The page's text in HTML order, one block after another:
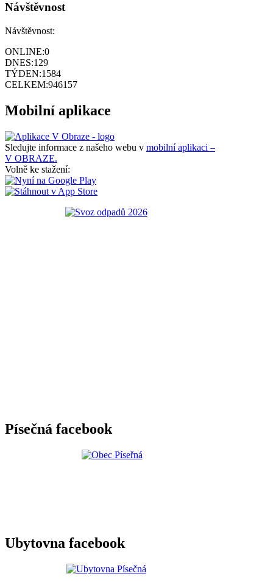
Návštěvnost
Návštěvnost:
ONLINE:0
DNES:129
TÝDEN:1584
CELKEM:946157
Mobilní aplikace
Sledujte informace z našeho webu v mobilní aplikaci –
V OBRAZE.
Volně ke stažení:
Písečná facebook
Ubytovna facebook